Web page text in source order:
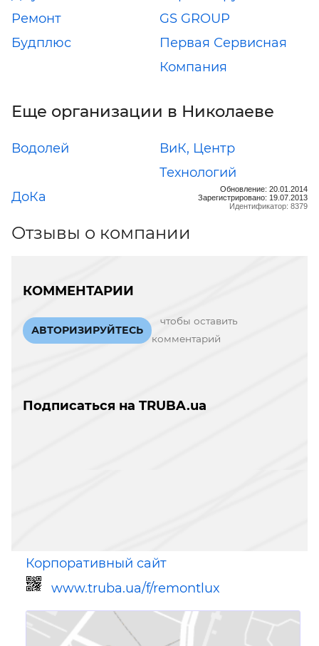
Ремонт
GS GROUP
Будплюс
Первая Сервисная
Компания
Еще организации в Николаеве
Водолей
ВиК, Центр
Технологий
ДоКа
Обновление: 20.01.2014
Зарегистрировано: 19.07.2013
Идентификатор: 8379
Отзывы о компании
КОММЕНТАРИИ
АВТОРИЗИРУЙТЕСЬ
чтобы оставить
комментарий
Подписаться на TRUBA.ua
Корпоративный сайт
www.truba.ua/f/remontlux